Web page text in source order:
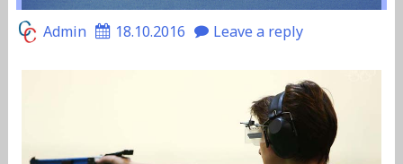
Admin 18.10.2016 Leave a reply